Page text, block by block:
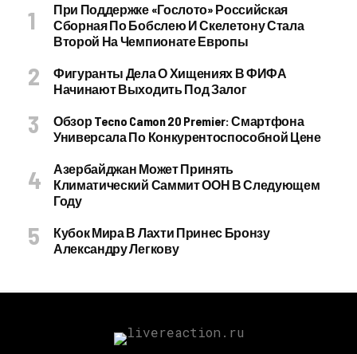
При Поддержке «Гослото» Российская
Сборная По Бобслею И Скелетону Стала
Второй На Чемпионате Европы
Фигуранты Дела О Хищениях В ФИФА
Начинают Выходить Под Залог
Обзор Tecno Camon 20 Premier: Смартфона
Универсала По Конкурентоспособной Цене
Азербайджан Может Принять
Климатический Саммит ООН В Следующем
Году
Кубок Мира В Лахти Принес Бронзу
Александру Легкову